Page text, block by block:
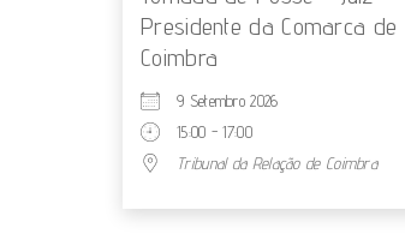
Presidente da Comarca de
Coimbra
9 Setembro 2026
15:00 - 17:00
Tribunal da Relação de Coimbra